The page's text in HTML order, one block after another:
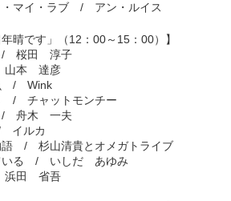
マイ・ラブ / アン・ルイス
晴です」（12：00～15：00）】
桜田 淳子
本 達彦
/ Wink
/ チャットモンチー
舟木 一夫
ルカ
/ 杉山清貴とオメガトライブ
いる / いしだ あゆみ
田 省吾